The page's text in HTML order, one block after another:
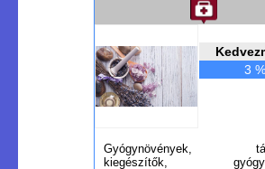
3 %
Gyógynövények,
kiegészítők,